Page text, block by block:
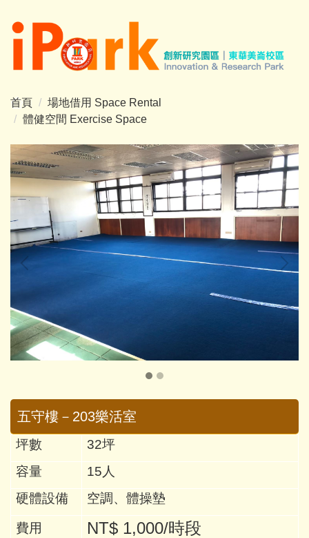
到
區
首頁
場地借用 Space Rental
體健空間 Exercise Space
五守樓－203樂活室
坪數
32坪
容量
15 人
硬體設備
空調、體操墊
費用 NT$ 1,000/時段